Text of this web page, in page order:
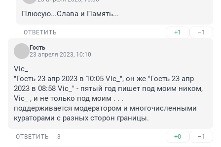
Плюсую...Слава и Память...
ОТВЕТИТЬ +1 –1
Гость
23 апреля 2023, 10:10
Vic_
"Гость 23 апр 2023 в 10:05 Vic_", он же "Гость 23 апр
2023 в 08:58 Vic_" - пятый год пишет под моим ником,
Vic_ , и не только под моим . . .
поддерживается модератором и многочисленными
кураторами с разных сторон границы.
ОТВЕТИТЬ 3 +0 –1